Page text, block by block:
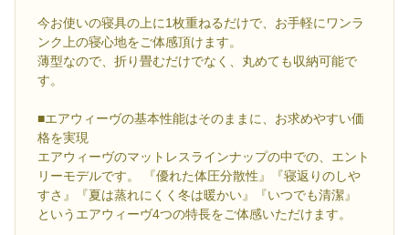
今お使いの寝具の上に1枚重ねるだけで、お手軽にワンラ
ンク上の寝心地をご体感頂けます。
薄型なので、折り畳むだけでなく、丸めても収納可能で
す。
■エアウィーヴの基本性能はそのままに、お求めやすい価
格を実現
エアウィーヴのマットレスラインナップの中での、エント
リーモデルです。 『優れた体圧分散性』『寝返りのしや
すさ』『夏は蒸れにくく冬は暖かい』『いつでも清潔』
というエアウィーヴ4つの特長をご体感いただけます。